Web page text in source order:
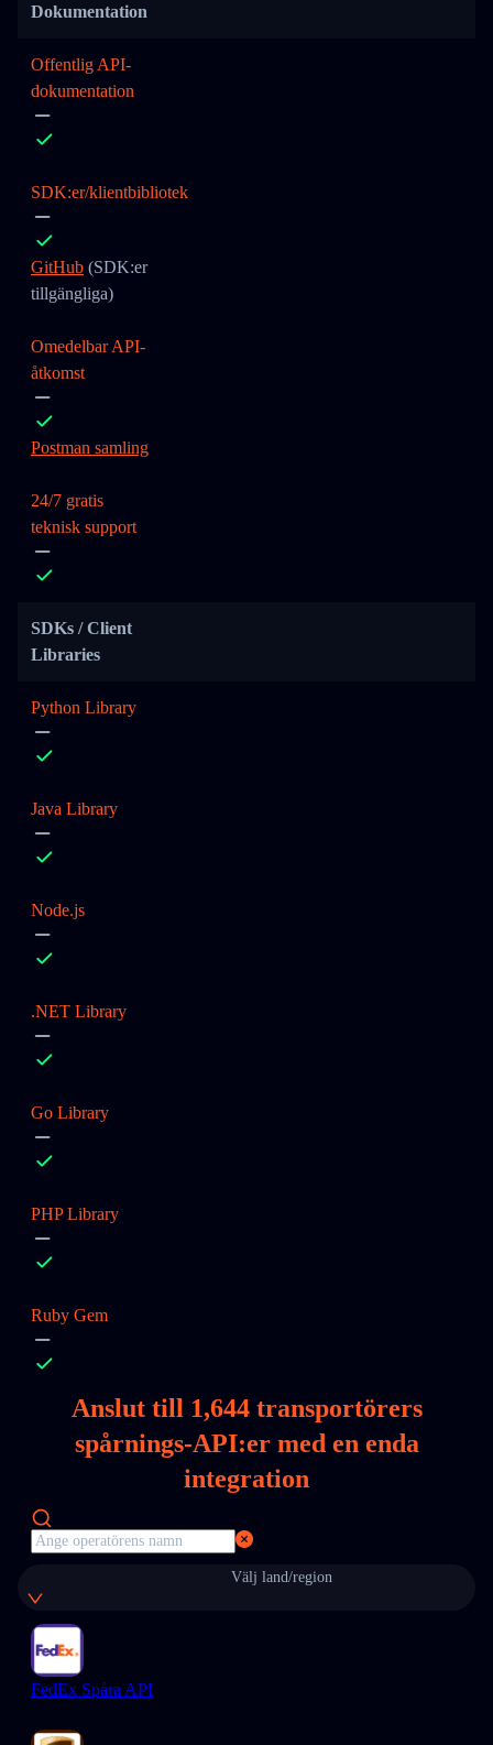
Dokumentation
Offentlig API-
dokumentation
SDK:er/klientbibliotek
GitHub (SDK:er
tillgängliga)
Omedelbar API-
åtkomst
Postman samling
24/7 gratis
teknisk support
SDKs / Client
Libraries
Python Library
Java Library
Node.js
.NET Library
Go Library
PHP Library
Ruby Gem
Anslut till 1,644transportörers
spårnings-API:er med en enda
integration
Välj land/region
FedEx Spåra API